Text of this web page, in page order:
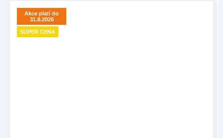
Akce platí do
31.8.2026
SUPER CENA